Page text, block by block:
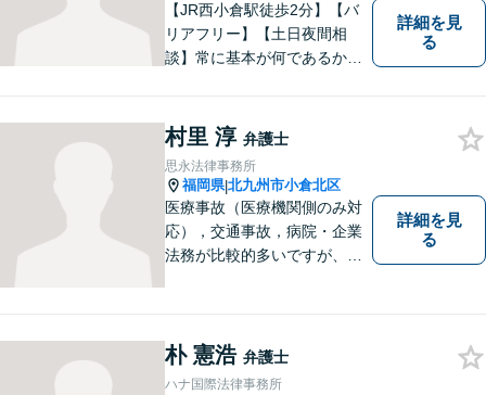
【JR西小倉駅徒歩2分】【バ
リアフリー】【土日夜間相
談】常に基本が何であるかを
ことを忘れずに日々研鑽に努
めてまいりたいと考えており
ます。お気軽にご相談くださ
い。
詳細を見
る
村里 淳 弁護士
思永法律事務所
福岡県|北九州市小倉北区
医療事故（医療機関側のみ対
応），交通事故，病院・企業
法務が比較的多いですが、家
【福岡地裁小倉支部すぐ近
く】【駐車場あり】
詳細を見
る
朴 憲浩 弁護士
ハナ国際法律事務所